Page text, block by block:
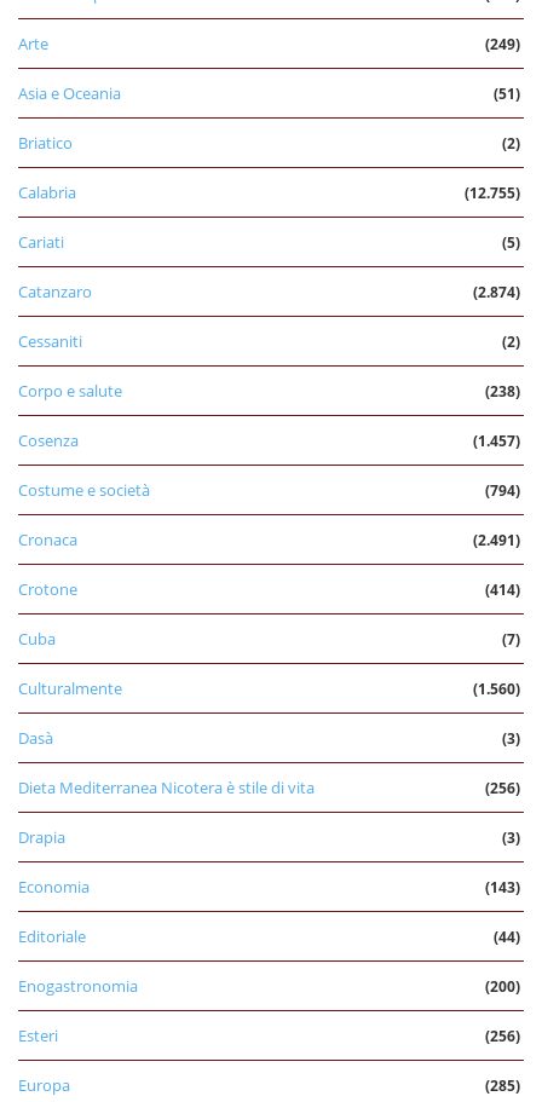
Arte (249)
Asia e Oceania (51)
Briatico (2)
Calabria (12.755)
Cariati (5)
Catanzaro (2.874)
Cessaniti (2)
Corpo e salute (238)
Cosenza (1.457)
Costume e società (794)
Cronaca (2.491)
Crotone (414)
Cuba (7)
Culturalmente (1.560)
Dasà (3)
Dieta Mediterranea Nicotera è stile di vita (256)
Drapia (3)
Economia (143)
Editoriale (44)
Enogastronomia (200)
Esteri (256)
Europa (285)